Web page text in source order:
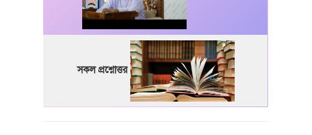
সকল প্রশ্নোত্তর